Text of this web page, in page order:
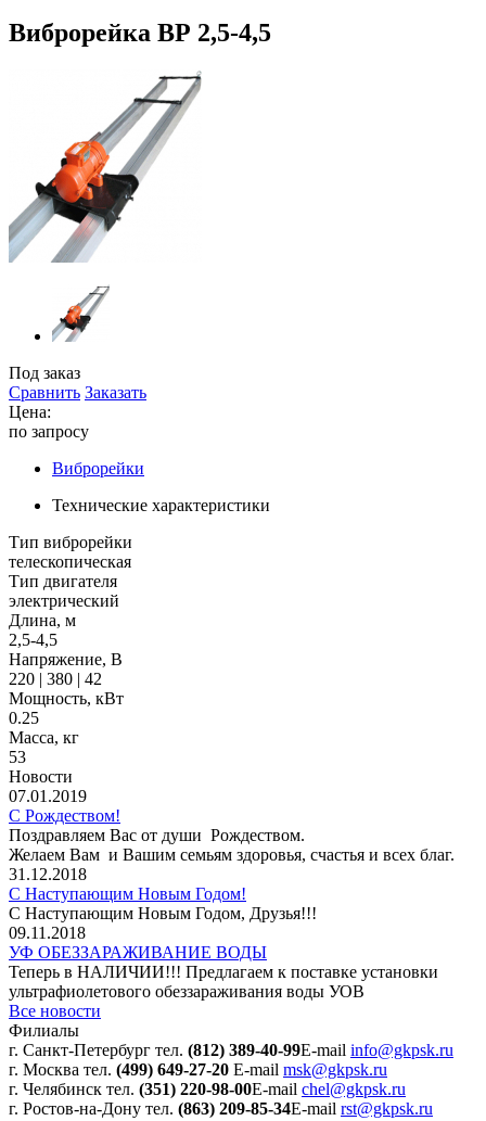
Виброрейка ВР 2,5-4,5
Под заказ
Сравнить Заказать
Цена:
по запросу
Виброрейки
Технические характеристики
Тип виброрейки
телескопическая
Тип двигателя
электрический
Длина, м
2,5-4,5
Напряжение, В
220 | 380 | 42
Мощность, кВт
0.25
Масса, кг
53
Новости
07.01.2019
С Рождеством!
Поздравляем Вас от души Рождеством.
Желаем Вам и Вашим семьям здоровья, счастья и всех благ.
31.12.2018
С Наступающим Новым Годом!
С Наступающим Новым Годом, Друзья!!!
09.11.2018
УФ ОБЕЗЗАРАЖИВАНИЕ ВОДЫ
Теперь в НАЛИЧИИ!!! Предлагаем к поставке установки
ультрафиолетового обеззараживания воды УОВ
Все новости
Филиалы
г. Санкт-Петербург тел. (812) 389-40-99E-mail info@gkpsk.ru
г. Москва тел. (499) 649-27-20 E-mail msk@gkpsk.ru
г. Челябинск тел. (351) 220-98-00E-mail chel@gkpsk.ru
г. Ростов-на-Дону тел. (863) 209-85-34E-mail rst@gkpsk.ru